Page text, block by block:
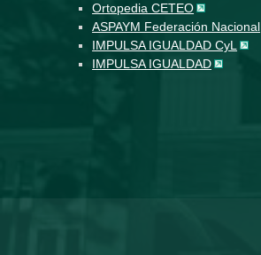
Ortopedia CETEO
ASPAYM Federación Nacional
IMPULSA IGUALDAD CyL
IMPULSA IGUALDAD